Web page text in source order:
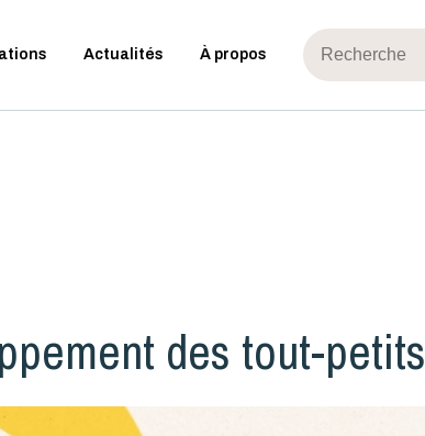
Actualités À propos
des tout-petits